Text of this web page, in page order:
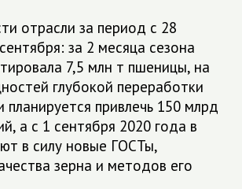
отрасли за период с 28
за 2 месяца сезона
7,5 млн т пшеницы, на
глубокой переработки
планируется привлечь 150 млрд
а с 1 сентября 2020 года в
в силу новые ГОСТы,
зерна и методов его